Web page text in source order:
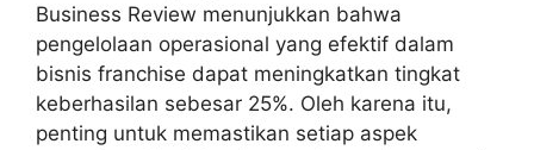
Business Review menunjukkan bahwa
pengelolaan operasional yang efektif dalam
bisnis franchise dapat meningkatkan tingkat
keberhasilan sebesar 25%. Oleh karena itu,
penting untuk memastikan setiap aspek